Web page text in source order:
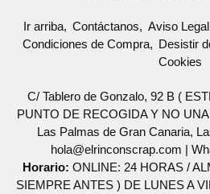
Ir arriba Contáctanos Aviso Legal
Condiciones de Compra
Desistir
Cookies
C/ Tablero de Gonzalo, 92 B (
PUNTO DE RECOGIDA Y NO
Las Palmas de Gran Canaria,
hola@elrinconscrap.com |
Horario: ONLINE: 24 HORAS /
SIEMPRE ANTES ) DE LUNES A